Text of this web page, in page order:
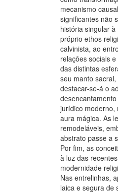
mecanismo
significantes não
história singular
próprio ethos
calvinista, ao
relações sociais
das distintas
seu manto
destacar-se-á o
jurídico moderno,
aura mágica. As
remodeláveis,
abstrato passe a
Por fim, as
à luz das
modernidade
Nas entrelinhas,
laica e segura de